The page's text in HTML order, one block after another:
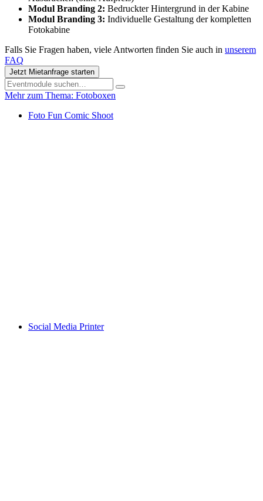
Modul Branding 2: Bedruckter Hintergrund in der Kabine
Modul Branding 3: Individuelle Gestaltung der kompletten
Fotokabine
Falls Sie Fragen haben, viele Antworten finden Sie auch in unserem
FAQ
Jetzt Mietanfrage starten
Mehr zum Thema: Fotoboxen
Foto Fun Comic Shoot
Social Media Printer